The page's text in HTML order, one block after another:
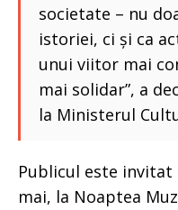
societate – nu
istoriei, ci și ca
unui viitor mai
mai solidar”, a
la Ministerul
Publicul este
mai, la Noaptea